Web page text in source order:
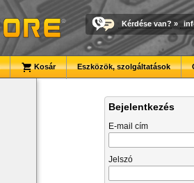
Kérdése van? »
Kosár Eszközök, szolgáltatások
Bejelentkezés
E-mail cím
Jelszó